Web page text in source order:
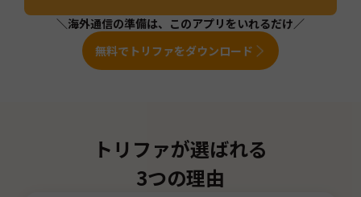
＼海外通信の準備は、このアプリをいれるだけ／
無料でトリファをダウンロード
トリファが選ばれる
3つの理由